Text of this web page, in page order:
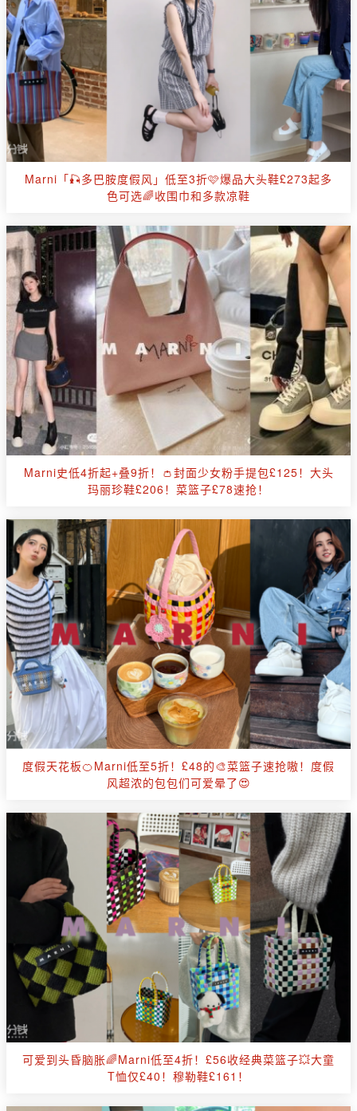
Marni「🎣多巴胺度假风」低至3折🩷爆品大头鞋£273起多
色可选🌈收围巾和多款凉鞋
Marni史低4折起+叠9折！👛封面少女粉手提包£125！大头
玛丽珍鞋£206！菜篮子£78速抢！
度假天花板🍊Marni低至5折！£48的🎨菜篮子速抢嗷！度假
风超浓的包包们可爱晕了😍
可爱到头昏脑胀🌈Marni低至4折！£56收经典菜篮子💥大童
T恤仅£40！穆勒鞋£161！